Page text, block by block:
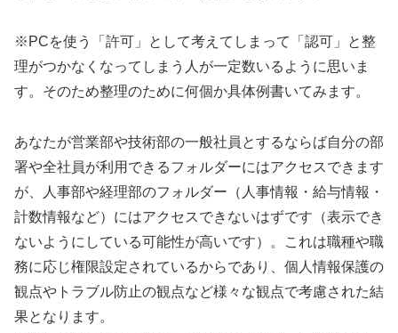
※PCを使う「許可」として考えてしまって「認可」と整
理がつかなくなってしまう人が一定数いるように思いま
す。そのため整理のために何個か具体例書いてみます。
あなたが営業部や技術部の一般社員とするならば自分の部
署や全社員が利用できるフォルダーにはアクセスできます
が、人事部や経理部のフォルダー（人事情報・給与情報・
計数情報など）にはアクセスできないはずです（表示でき
ないようにしている可能性が高いです）。これは職種や職
務に応じ権限設定されているからであり、個人情報保護の
観点やトラブル防止の観点など様々な観点で考慮された結
果となります。